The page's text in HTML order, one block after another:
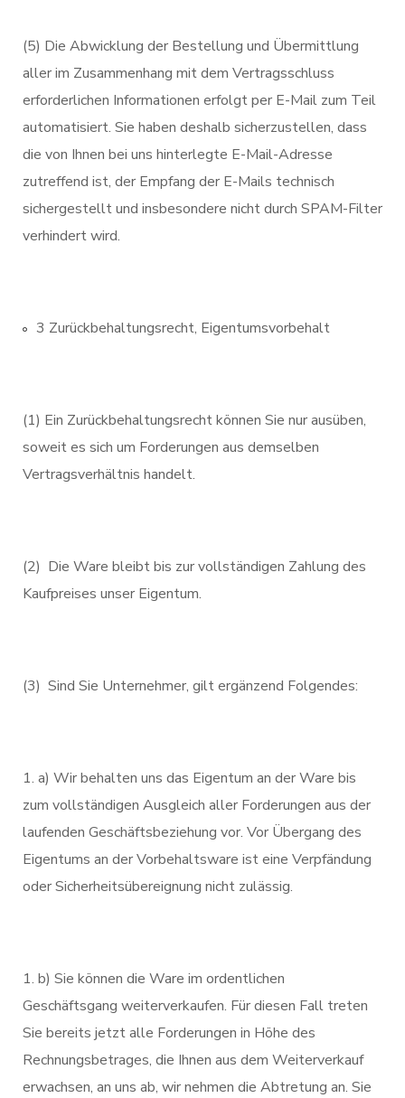
(5) Die Abwicklung der Bestellung und Übermittlung
aller im Zusammenhang mit dem Vertragsschluss
erforderlichen Informationen erfolgt per E-Mail zum Teil
automatisiert. Sie haben deshalb sicherzustellen, dass
die von Ihnen bei uns hinterlegte E-Mail-Adresse
zutreffend ist, der Empfang der E-Mails technisch
sichergestellt und insbesondere nicht durch SPAM-Filter
verhindert wird.
3 Zurückbehaltungsrecht, Eigentumsvorbehalt
(1) Ein Zurückbehaltungsrecht können Sie nur ausüben,
soweit es sich um Forderungen aus demselben
Vertragsverhältnis handelt.
(2) Die Ware bleibt bis zur vollständigen Zahlung des
Kaufpreises unser Eigentum.
(3) Sind Sie Unternehmer, gilt ergänzend Folgendes:
a) Wir behalten uns das Eigentum an der Ware bis
zum vollständigen Ausgleich aller Forderungen aus der
laufenden Geschäftsbeziehung vor. Vor Übergang des
Eigentums an der Vorbehaltsware ist eine Verpfändung
oder Sicherheitsübereignung nicht zulässig.
b) Sie können die Ware im ordentlichen
Geschäftsgang weiterverkaufen. Für diesen Fall treten
Sie bereits jetzt alle Forderungen in Höhe des
Rechnungsbetrages, die Ihnen aus dem Weiterverkauf
erwachsen, an uns ab, wir nehmen die Abtretung an. Sie